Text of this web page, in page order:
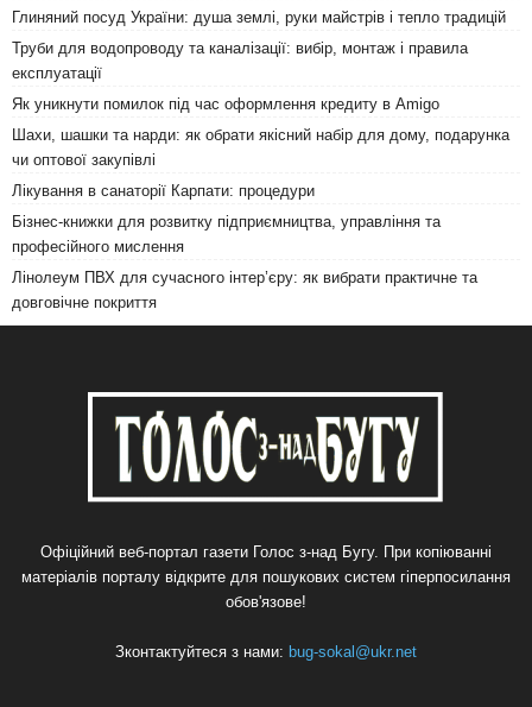
Глиняний посуд України: душа землі, руки майстрів і тепло традицій
Труби для водопроводу та каналізації: вибір, монтаж і правила
експлуатації
Як уникнути помилок під час оформлення кредиту в Amigo
Шахи, шашки та нарди: як обрати якісний набір для дому, подарунка
чи оптової закупівлі
Лікування в санаторії Карпати: процедури
Бізнес-книжки для розвитку підприємництва, управління та
професійного мислення
Лінолеум ПВХ для сучасного інтер’єру: як вибрати практичне та
довговічне покриття
Офіційний веб-портал газети Голос з-над Бугу. При копіюванні
матеріалів порталу відкрите для пошукових систем гіперпосилання
обов'язове!
Зконтактуйтеся з нами: bug-sokal@ukr.net